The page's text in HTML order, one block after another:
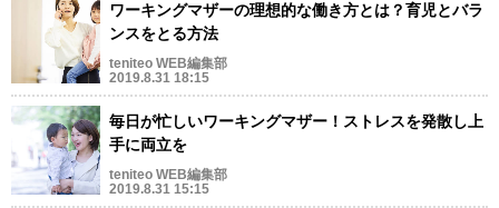
ワーキングマザーの理想的な働き方とは？育児とバラ
ンスをとる方法
teniteo WEB編集部
2019.8.31 18:15
毎日が忙しいワーキングマザー！ストレスを発散し上
手に両立を
teniteo WEB編集部
2019.8.31 15:15